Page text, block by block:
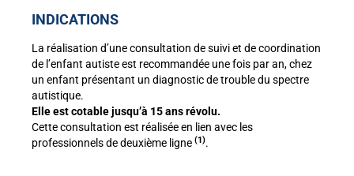
INDICATIONS
La réalisation d’une consultation de suivi et de coordination
de l’enfant autiste est recommandée une fois par an, chez
un enfant présentant un diagnostic de trouble du spectre
autistique.
Elle est cotable jusqu’à 15 ans révolu.
Cette consultation est réalisée en lien avec les
professionnels de deuxième ligne (1).